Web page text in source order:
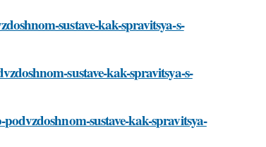
sustave-kak-spravitsya-s-
sustave-kak-spravitsya-s-
sustave-kak-spravitsya-